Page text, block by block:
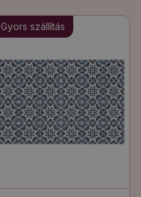
Gyors szállítás